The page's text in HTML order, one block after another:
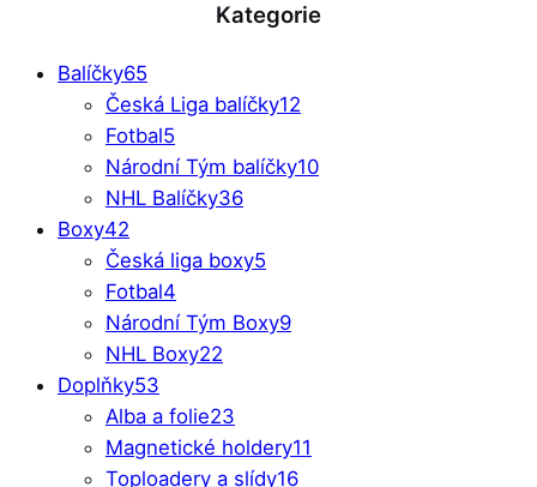
Kategorie
Balíčky65
Česká Liga balíčky12
Fotbal5
Národní Tým balíčky10
NHL Balíčky36
Boxy42
Česká liga boxy5
Fotbal4
Národní Tým Boxy9
NHL Boxy22
Doplňky53
Alba a folie23
Magnetické holdery11
Toploadery a slídy16